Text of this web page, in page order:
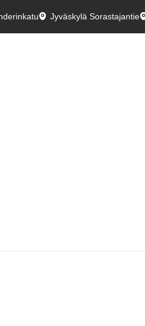
Jyväskylä Sorastajantie